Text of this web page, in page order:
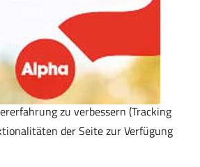
zu verbessern (Tracking
der Seite zur Verfügung